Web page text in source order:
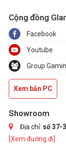
Cộng đồng
Facebook
Youtube
Group
Xem bản PC
Showroom
Địa chỉ: số 37-
[Xem đường đi]